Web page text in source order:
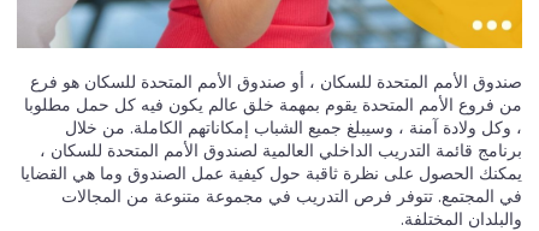
صندوق الأمم المتحدة للسكان ، أو صندوق الأمم المتحدة للسكان هو فرع
من فروع الأمم المتحدة يقوم بمهمة خلق عالم يكون فيه كل حمل مطلوبا
، وكل ولادة آمنة ، وسيبلغ جميع الشباب إمكاناتهم الكاملة. من خلال
برنامج قائمة التدريب الداخلي العالمية لصندوق الأمم المتحدة للسكان ،
يمكنك الحصول على نظرة ثاقبة حول كيفية عمل الصندوق وما هي القضايا
في المجتمع. تتوفر فرص التدريب في مجموعة متنوعة من المجالات
والبلدان المختلفة.